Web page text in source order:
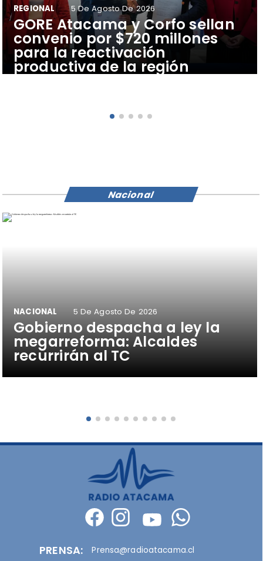
​GORE Atacama y Corfo sellan
convenio por $720 millones
para la reactivación
productiva de la región
REGIONAL 5 De Agosto De 2026
Gobierno despacha a ley la
megarreforma: Alcaldes
recurrirán al TC
NACIONAL 5 De Agosto De 2026
Nacional
PRENSA: Prensa@radioatacama.cl